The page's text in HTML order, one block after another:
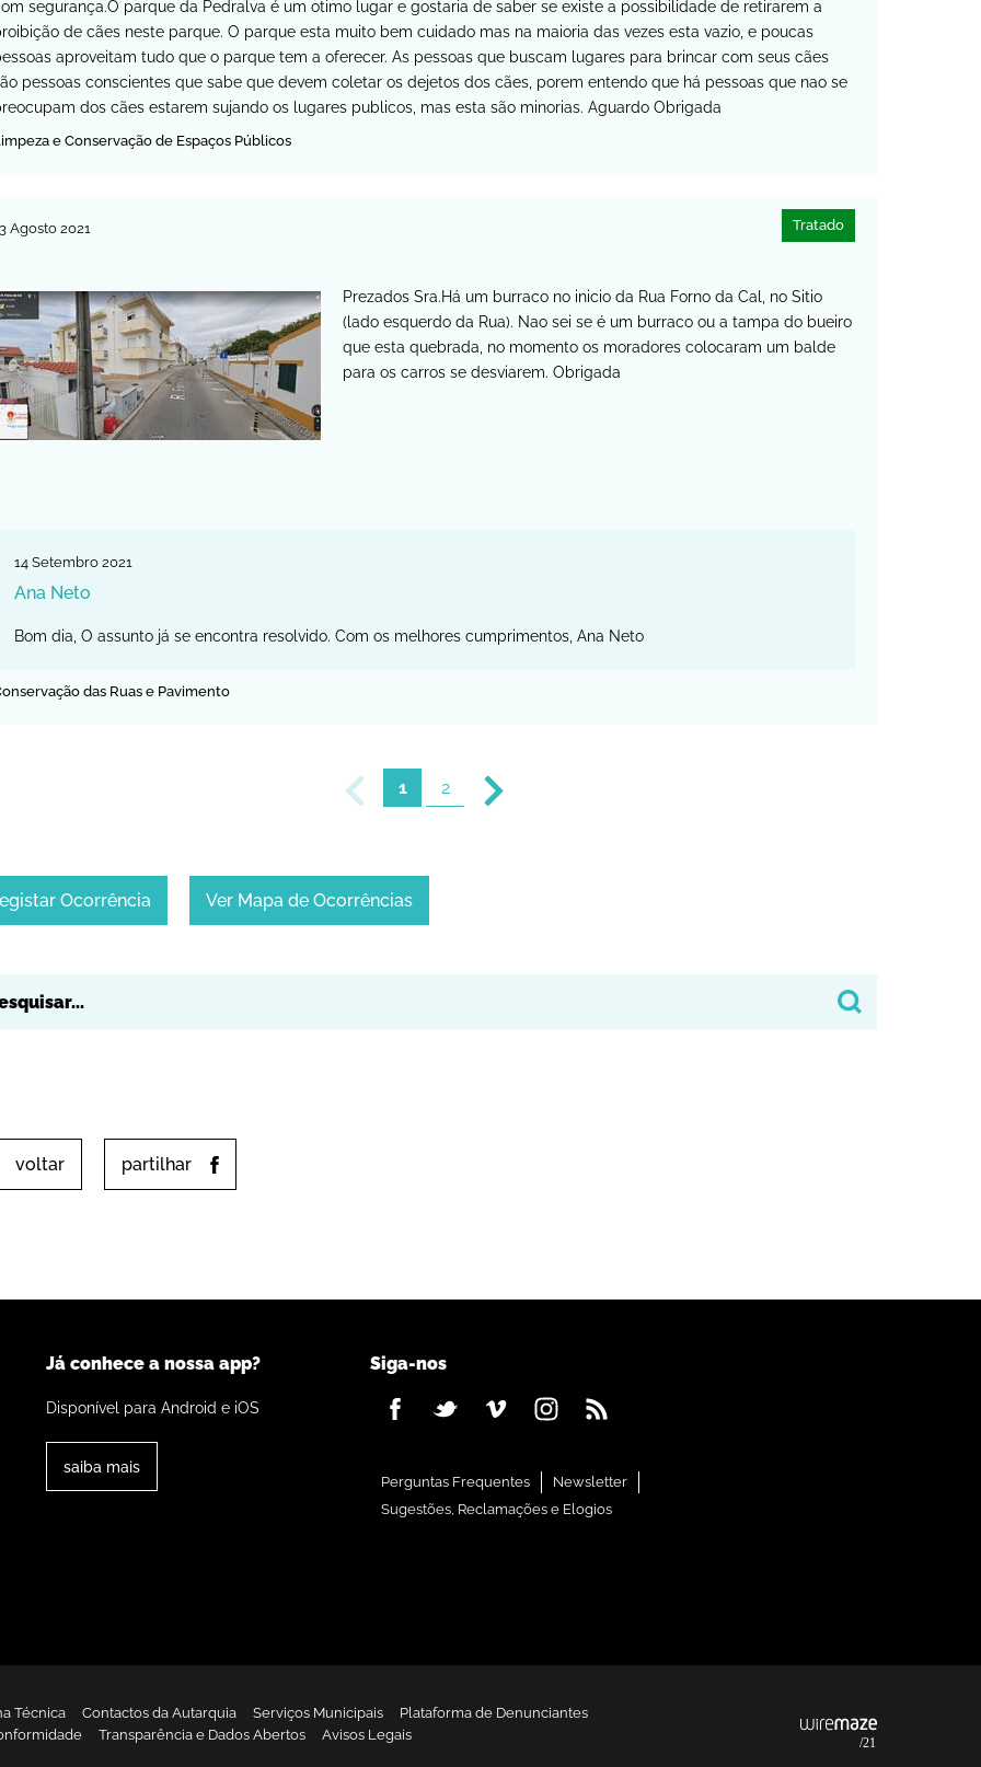
segurança.O parque da Pedralva é um otimo lugar e gostaria de saber se existe a possibilidade de retirarem a
de cães neste parque. O parque esta muito bem cuidado mas na maioria das vezes esta vazio, e poucas
aproveitam tudo que o parque tem a oferecer. As pessoas que buscam lugares para brincar com seus cães
pessoas conscientes que sabe que devem coletar os dejetos dos cães, porem entendo que há pessoas que nao se
dos cães estarem sujando os lugares publicos, mas esta são minorias. Aguardo Obrigada
e Conservação de Espaços Públicos
Agosto 2021 Tratado
Prezados Sra.Há um burraco no inicio da Rua Forno da Cal, no Sitio
(lado esquerdo da Rua). Nao sei se é um burraco ou a tampa do bueiro
que esta quebrada, no momento os moradores colocaram um balde
para os carros se desviarem. Obrigada
14 Setembro 2021
Ana Neto
Bom dia, O assunto já se encontra resolvido. Com os melhores cumprimentos, Ana Neto
das Ruas e Pavimento
1 2
Ocorrência Ver Mapa de Ocorrências
voltar partilhar
Já conhece a nossa app?
Disponível para Android e iOS
saiba mais
Siga-nos
Perguntas Frequentes
Newsletter
Sugestões, Reclamações e Elogios
Técnica Contactos da Autarquia Serviços Municipais
Plataforma de Denunciantes
Transparência e Dados Abertos Avisos Legais